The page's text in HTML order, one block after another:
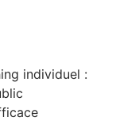
individuel :